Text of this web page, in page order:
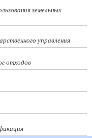
земельных
управления
отходов